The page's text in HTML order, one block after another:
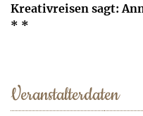
Kreativreisen sagt:
* *
Veranstalterdaten